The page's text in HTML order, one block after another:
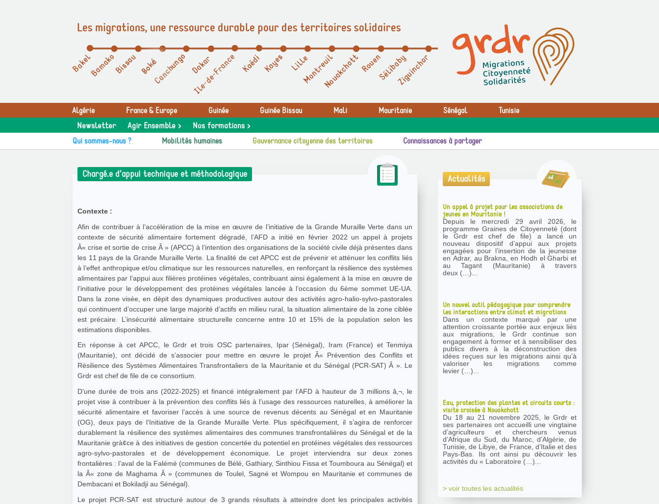
Les migrations, une ressource durable pour des territoires solidaires
Algérie France & Europe Guinée Guinée Bissau Mali Mauritanie Sénégal Tunisie
Newsletter Agir Ensemble > Nos formations >
Qui sommes-nous ? Mobilités humaines Gouvernance citoyenne des territoires Connaissances à partager
Chargé.e d’appui technique et méthodologique
Contexte :
Afin de contribuer à l’accélération de la mise en œuvre de l’initiative de la Grande Muraille Verte dans un
contexte de sécurité alimentaire fortement dégradé, l’AFD a initié en février 2022 un appel à projets
Â« crise et sortie de crise Â » (APCC) à l’intention des organisations de la société civile déjà présentes dans
les 11 pays de la Grande Muraille Verte. La finalité de cet APCC est de prévenir et atténuer les conflits liés
à l’effet anthropique et/ou climatique sur les ressources naturelles, en renforçant la résilience des systèmes
alimentaires par l’appui aux filières protéines végétales, contribuant ainsi également à la mise en œuvre de
l’initiative pour le développement des protéines végétales lancée à l’occasion du 6ème sommet UE-UA.
Dans la zone visée, en dépit des dynamiques productives autour des activités agro-halio-sylvo-pastorales
qui continuent d’occuper une large majorité d’actifs en milieu rural, la situation alimentaire de la zone ciblée
est précaire. L’insécurité alimentaire structurelle concerne entre 10 et 15% de la population selon les
estimations disponibles.
En réponse à cet APCC, le Grdr et trois OSC partenaires, Ipar (Sénégal), Iram (France) et Tenmiya
(Mauritanie), ont décidé de s’associer pour mettre en œuvre le projet Â« Prévention des Conflits et
Résilience des Systèmes Alimentaires Transfrontaliers de la Mauritanie et du Sénégal (PCR-SAT) Â ». Le
Grdr est chef de file de ce consortium.
D’une durée de trois ans (2022-2025) et financé intégralement par l’AFD à hauteur de 3 millions â‚¬, le
projet vise à contribuer à la prévention des conflits liés à l’usage des ressources naturelles, à améliorer la
sécurité alimentaire et favoriser l’accès à une source de revenus décents au Sénégal et en Mauritanie
(OG), deux pays de l’Initiative de la Grande Muraille Verte. Plus spécifiquement, il s’agira de renforcer
durablement la résilience des systèmes alimentaires des communes transfrontalières du Sénégal et de la
Mauritanie grà¢ce à des initiatives de gestion concertée du potentiel en protéines végétales des ressources
agro-sylvo-pastorales et de développement économique. Le projet interviendra sur deux zones
frontalières : l’aval de la Falémé (communes de Bélé, Gathiary, Sinthiou Fissa et Toumboura au Sénégal) et
la Â« zone de Maghama Â » (communes de Toulel, Sagné et Wompou en Mauritanie et communes de
Dembacani et Bokiladji au Sénégal).
Le projet PCR-SAT est structuré autour de 3 grands résultats à atteindre dont les principales activités
Actualités
Un appel à projet pour les associations de
jeunes en Mauritanie !
Depuis le mercredi 29 avril 2026, le
programme Graines de Citoyenneté (dont
le Grdr est chef de file) a lancé un
nouveau dispositif d’appui aux projets
engagées pour l’insertion de la jeunesse
en Adrar, au Brakna, en Hodh el Gharbi et
au Tagant (Mauritanie) à travers
deux (…)...
Un nouvel outil pédagogique pour comprendre
les interactions entre climat et migrations
Dans un contexte marqué par une
attention croissante portée aux enjeux liés
aux migrations, le Grdr continue son
engagement à former et à sensibiliser des
publics divers à la déconstruction des
idées reçues sur les migrations ainsi qu’à
valoriser les migrations comme
levier (…)...
Eau, protection des plantes et circuits courts :
visite croisée à Nouakchott
Du 18 au 21 novembre 2025, le Grdr et
ses partenaires ont accueilli une vingtaine
d’agriculteurs et chercheurs venus
d’Afrique du Sud, du Maroc, d’Algérie, de
Tunisie, de Libye, de France, d’Italie et des
Pays-Bas. Ils ont ainsi pu découvrir les
activités du « Laboratoire (…)...
> voir toutes les actualités